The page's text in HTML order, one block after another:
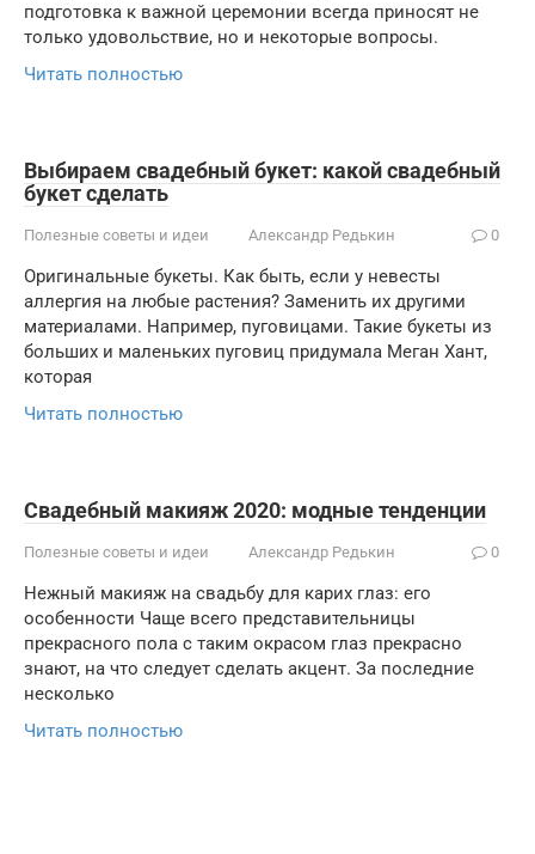
подготовка к важной церемонии всегда приносят не
только удовольствие, но и некоторые вопросы.
Читать полностью
Выбираем свадебный букет: какой свадебный
букет сделать
Полезные советы и идеи Александр Редькин 0
Оригинальные букеты. Как быть, если у невесты
аллергия на любые растения? Заменить их другими
материалами. Например, пуговицами. Такие букеты из
больших и маленьких пуговиц придумала Меган Хант,
которая
Читать полностью
Свадебный макияж 2020: модные тенденции
Полезные советы и идеи Александр Редькин 0
Нежный макияж на свадьбу для карих глаз: его
особенности Чаще всего представительницы
прекрасного пола с таким окрасом глаз прекрасно
знают, на что следует сделать акцент. За последние
несколько
Читать полностью